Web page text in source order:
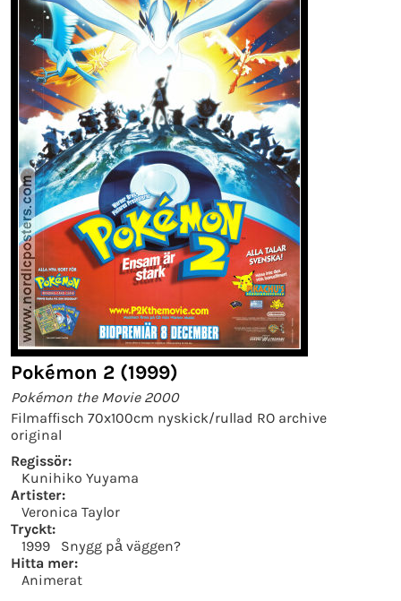
Pokémon 2 (1999)
Pokémon the Movie 2000
Filmaffisch 70x100cm nyskick/rullad RO archive
original
Regissör:
Kunihiko Yuyama
Artister:
Veronica Taylor
Tryckt:
1999
Snygg på väggen?
Hitta mer:
Animerat